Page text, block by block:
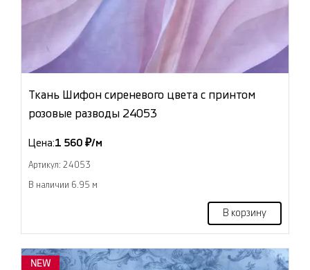
Ткань Шифон сиреневого цвета с принтом
розовые разводы 24053
Цена:1 560 ₽/м
Артикул: 24053
В наличии 6.95 м
В корзину
NEW